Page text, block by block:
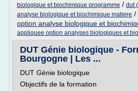
biologique et biochimique programme / dut
analyse biologique et biochimique matiere /
option analyse biologique et
appliquee option analyses biologiques et
DUT Génie biologique -
Bourgogne | Les ...
DUT Génie biologique
Objectifs de la formation